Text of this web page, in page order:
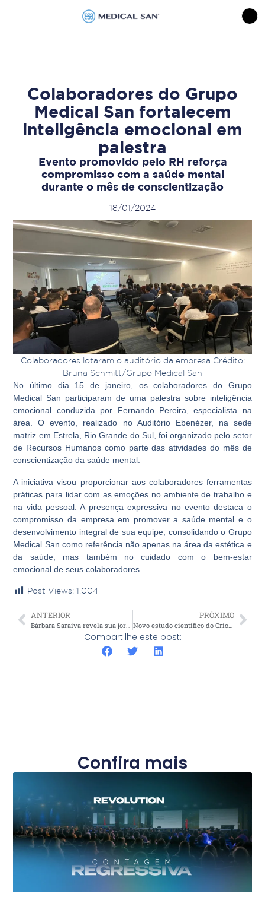
menu
Colaboradores do Grupo
Medical San fortalecem
inteligência emocional em
palestra
Evento promovido pelo RH reforça
compromisso com a saúde mental
durante o mês de conscientização
18/01/2024
Colaboradores lotaram o auditório da empresa Crédito:
Bruna Schmitt/Grupo Medical San
No último dia 15 de janeiro, os colaboradores do Grupo
Medical San participaram de uma palestra sobre inteligência
emocional conduzida por Fernando Pereira, especialista na
área. O evento, realizado no Auditório Ebenézer, na sede
matriz em Estrela, Rio Grande do Sul, foi organizado pelo setor
de Recursos Humanos como parte das atividades do mês de
conscientização da saúde mental.
A iniciativa visou proporcionar aos colaboradores ferramentas
práticas para lidar com as emoções no ambiente de trabalho e
na vida pessoal. A presença expressiva no evento destaca o
compromisso da empresa em promover a saúde mental e o
desenvolvimento integral de sua equipe, consolidando o Grupo
Medical San como referência não apenas na área da estética e
da saúde, mas também no cuidado com o bem-estar
emocional de seus colaboradores.
Post Views: 1.004
ANTERIOR PRÓXIMO
Novo estudo científico do Criodermis será destaque em Congresso Mundial em Dubai
Compartilhe este post:
Confira mais